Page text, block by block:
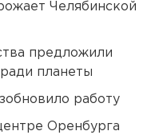
Челябинской
предложили
планеты
работу
Оренбурга